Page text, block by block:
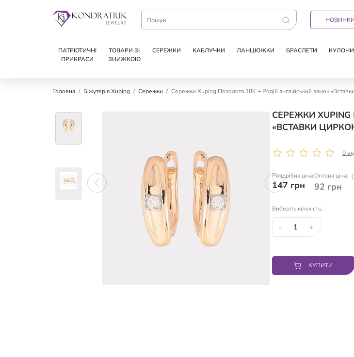
НОВИНКИ
ПАТРІОТИЧНІ
ПРИКРАСИ
ТОВАРИ ЗІ
ЗНИЖКОЮ
СЕРЕЖКИ КАБЛУЧКИ ЛАНЦЮЖКИ БРАСЛЕТИ КУЛОНИ
Головна Біжутерія Xuping Сережки Сережки Xuping Позолота 18K + Родій англійський замок
СЕРЕЖКИ
«ВСТАВКИ
0
Роздрібна ціна:
147 грн
Оптова ціна:
92 грн
Виберіть кількість:
- +
КУПИТИ